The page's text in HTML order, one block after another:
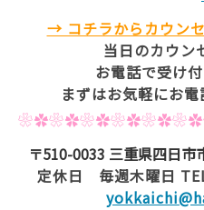
→ コチラからカウン
当日のカウン
お電話で受け
まずはお気軽にお
〒510-0033 三重県四日
定休日 毎週木曜日